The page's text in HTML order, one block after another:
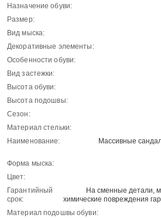
Назначение обуви:
Размер:
Вид мыска:
Декоративные элементы:
Особенности обуви:
Вид застежки:
Высота обуви:
Высота подошвы:
Сезон:
Материал стельки:
Наименование:
Массивные
Форма мыска:
Цвет:
Гарантийный
срок:
На сменные детали,
химические повреждения
Материал подошвы обуви: